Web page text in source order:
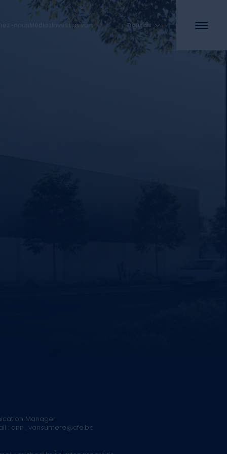
Investisseurs Français
Manager
: ann_vansumere@cfe.be